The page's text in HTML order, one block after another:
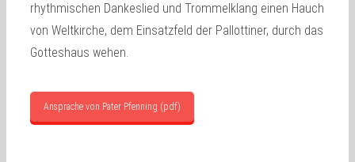
rhythmischen Dankeslied und Trommelklang einen Hauch
von Weltkirche, dem Einsatzfeld der Pallottiner, durch das
Gotteshaus wehen.
Ansprache von Pater Pfenning (pdf)